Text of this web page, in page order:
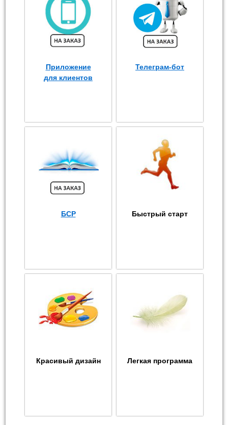
Приложение
для клиентов
Телеграм-бот
БСР Быстрый старт
Красивый дизайн Легкая программа